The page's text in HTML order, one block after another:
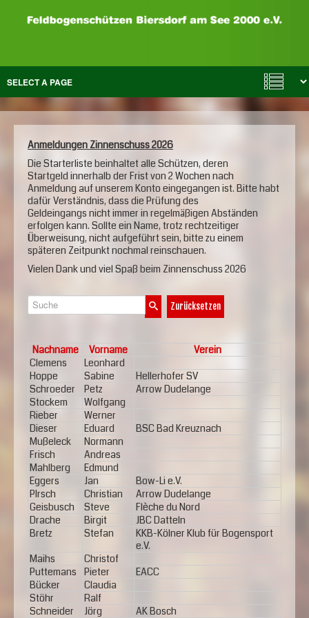
Anmeldungen Zinnenschuss 2026
Die Starterliste beinhaltet alle Schützen, deren
Startgeld innerhalb der Frist von 2 Wochen nach
Anmeldung auf unserem Konto eingegangen ist. Bitte habt
dafür Verständnis, dass die Prüfung des
Geldeingangs nicht immer in regelmäßigen Abständen
erfolgen kann. Sollte ein Name, trotz rechtzeitiger
Überweisung, nicht aufgeführt sein, bitte zu einem
späteren Zeitpunkt nochmal reinschauen.
Vielen Dank und viel Spaß beim Zinnenschuss 2026
Suche Zurücksetzen
Nachname Vorname
Verein
Clemens
Leonhard
Hoppe
Sabine
Hellerhofer SV
Schroeder
Petz
Arrow Dudelange
Stockem
Wolfgang
Rieber
Werner
Dieser
Eduard
BSC Bad Kreuznach
Mußeleck
Normann
Frisch
Andreas
Mahlberg
Edmund
Eggers
Jan
Bow-Li e.V.
PIrsch
Christian
Arrow Dudelange
Geisbusch
Steve
Flèche du Nord
Drache
Birgit
JBC Datteln
Bretz
Stefan
KKB-Kölner Klub für Bogensport
e.V.
Maihs
Christof
Puttemans Pieter
EACC
Bücker
Claudia
Stöhr
Ralf
Schneider
Jörg
AK Bosch